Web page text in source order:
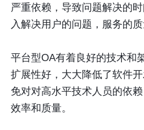
严重依赖，导致问题解决的
入解决用户的问题，服务的质
平台型OA有着良好的技术和
扩展性好，大大降低了软件
免对对高水平技术人员的依
效率和质量。